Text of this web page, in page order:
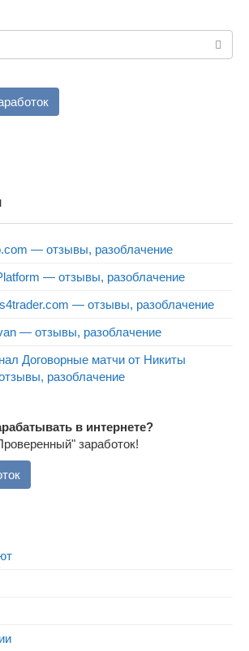
— отзывы, разоблачение
— отзывы, разоблачение
— отзывы, разоблачение
— отзывы, разоблачение
Договорные матчи от Никиты
разоблачение
в интернете?
заработок!